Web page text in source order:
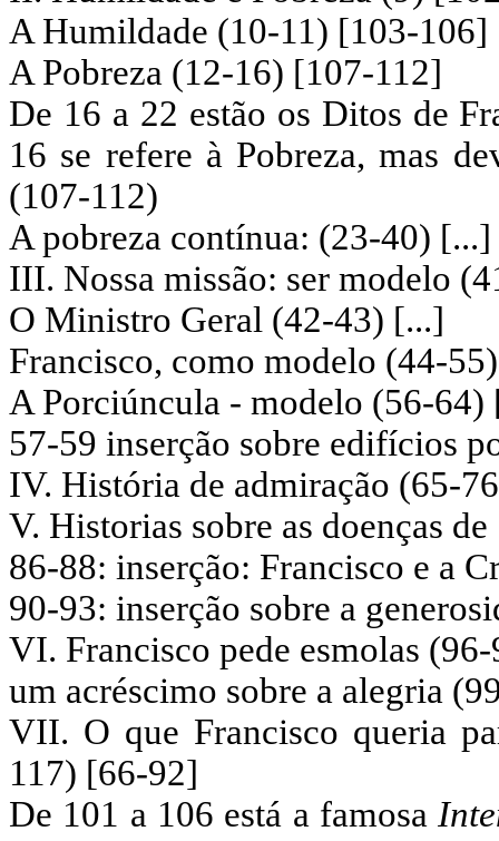
A Humildade (10-11) [103-106]
A Pobreza (12-16) [107-112]
De 16 a 22 estão os Ditos de
16 se refere à Pobreza, mas
(107-112)
A pobreza contínua: (23-40) [...]
III. Nossa missão: ser modelo
O Ministro Geral (42-43) [...]
Francisco, como modelo (44-
A Porciúncula - modelo (56-
57-59 inserção sobre edifícios
IV. História de admiração (65-
V. Historias sobre as doenças
86-88: inserção: Francisco e a
90-93: inserção sobre a
VI. Francisco pede esmolas
um acréscimo sobre a alegria
VII. O que Francisco queria
117) [66-92]
De 101 a 106 está a famosa